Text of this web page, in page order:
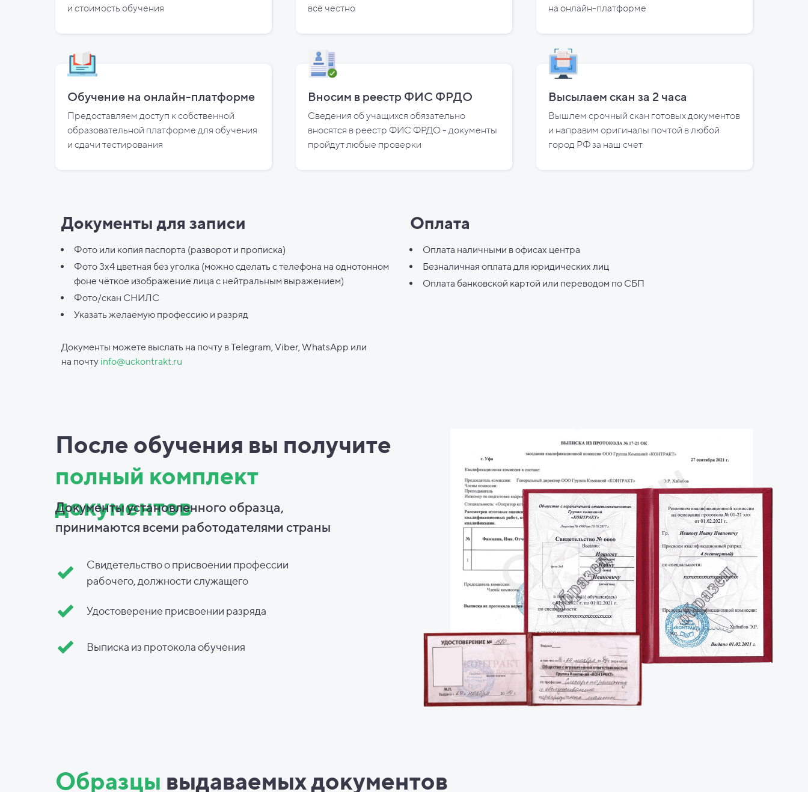
и стоимость обучения
всё честно
на онлайн-платформе
Обучение на онлайн-платформе
Предоставляем доступ к собственной
образовательной платформе для обучения
и сдачи тестирования
Вносим в реестр ФИС ФРДО
Сведения об учащихся обязательно
вносятся в реестр ФИС ФРДО - документы
пройдут любые проверки
Высылаем скан за 2 часа
Вышлем срочный скан готовых документов
и направим оригиналы почтой в любой
город РФ за наш счет
Документы для записи
Фото или копия паспорта (разворот и прописка)
Фото 3х4 цветная без уголка (можно сделать с телефона на однотонном
фоне чёткое изображение лица с нейтральным выражением)
Фото/скан СНИЛС
Указать желаемую профессию и разряд
Документы можете выслать на почту в Telegram, Viber, WhatsApp или
на почту info@uckontrakt.ru
Оплата
Оплата наличными в офисах центра
Безналичная оплата для юридических лиц
Оплата банковской картой или переводом по СБП
После обучения вы получите
полный комплект
документов
Документы установленного образца,
принимаются всеми работодателями страны
Свидетельство о присвоении профессии
рабочего, должности служащего
Удостоверение присвоении разряда
Выписка из протокола обучения
Образцы выдаваемых документов